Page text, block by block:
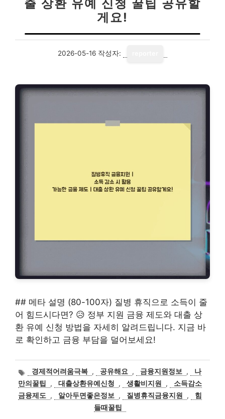
출 상환 유예 신청 꿀팁 공유할
게요!
2026-05-16 작성자:
## 메타 설명 (80-100자) 질병 휴직으로 소득이 줄
어 힘드시다면? 😥 정부 지원 금융 제도와 대출 상
환 유예 신청 방법을 자세히 알려드립니다. 지금 바
로 확인하고 금융 부담을 덜어보세요!
태
그
경제적어려움극복 , 공유해요 , 금융지원정보 ,
나
만의꿀팁
, 대출상환유예신청 , 생활비지원 ,
소득감소
금융제도
, 알아두면좋은정보 , 질병휴직금융지원 ,
힘
들때꿀팁